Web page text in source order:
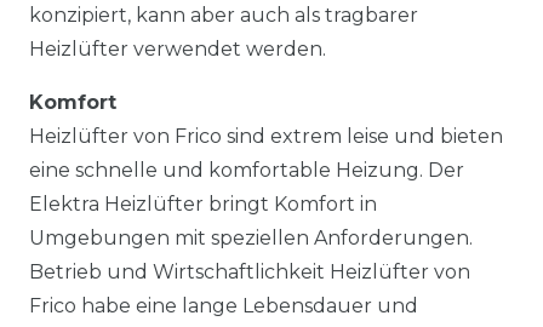
konzipiert, kann aber auch als tragbarer
Heizlüfter verwendet werden.
Komfort
Heizlüfter von Frico sind extrem leise und bieten
eine schnelle und komfortable Heizung. Der
Elektra Heizlüfter bringt Komfort in
Umgebungen mit speziellen Anforderungen.
Betrieb und Wirtschaftlichkeit Heizlüfter von
Frico habe eine lange Lebensdauer und